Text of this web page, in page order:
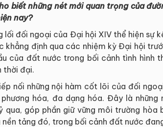
biết những nét mới quan trọng của
nay?
lối đối ngoại của Đại hội XIV thể hiện sự
khẳng định qua các nhiệm kỳ Đại hội
của đất nước trong bối cảnh tình hình
thời đại.
nối những nội hàm cốt lõi của đối
hóa, đa dạng hóa. Đây là những
góp phần giữ vững môi trường hòa
tảng đó, trong bối cảnh đất nước